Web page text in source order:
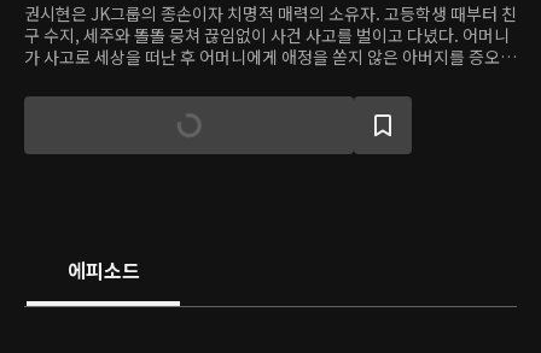
권시현은 JK그룹의 종손이자 치명적 매력의 소유자. 고등학생 때부터 친
구 수지, 세주와 똘똘 뭉쳐 끊임없이 사건 사고를 벌이고 다녔다. 어머니
가 사고로 세상을 떠난 후 어머니에게 애정을 쏟지 않은 아버지를 증오한
수를 위해서 수지에게 결혼을 제안한다. 수지는 시현의 제안을 수락하는
조건으로 한 가지 내기를 건다. 수지를 뻥 차버린 로펌 후계자 이기영, 그
의 첫사랑 은태희를 꼬셔서 사귀었다가 보란 듯이 차버리는 것. 그렇게
에피소드